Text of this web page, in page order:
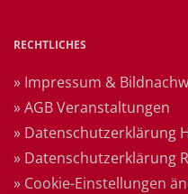
RECHTLICHES
» Impressum &
» AGB Veranstaltungen
» Datenschutzerklärung
» Datenschutzerklärung
» Cookie-Einstellungen